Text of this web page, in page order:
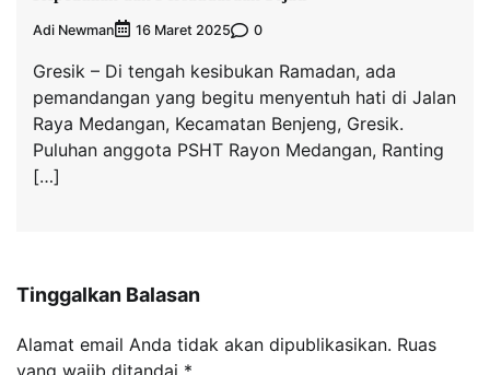
Adi Newman 16 Maret 2025 0
Gresik – Di tengah kesibukan Ramadan, ada
pemandangan yang begitu menyentuh hati di Jalan
Raya Medangan, Kecamatan Benjeng, Gresik.
Puluhan anggota PSHT Rayon Medangan, Ranting
[…]
Tinggalkan Balasan
Alamat email Anda tidak akan dipublikasikan. Ruas